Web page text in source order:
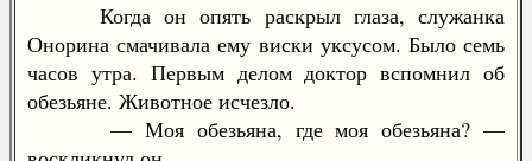
Когда он опять раскрыл глаза, служанка
Онорина смачивала ему виски уксусом. Было семь
часов утра. Первым делом доктор вспомнил об
обезьяне. Животное исчезло.
— Моя обезьяна, где моя обезьяна? —